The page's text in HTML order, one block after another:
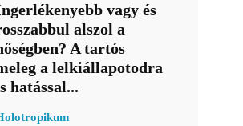
vagy és
alszol a
A tartós
a lelkiállapotodra
hatással...